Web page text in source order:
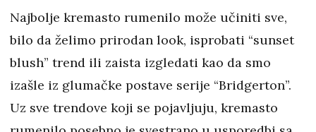
Najbolje kremasto rumenilo može učiniti sve,
bilo da želimo prirodan look, isprobati “sunset
blush” trend ili zaista izgledati kao da smo
izašle iz glumačke postave serije “Bridgerton”.
Uz sve trendove koji se pojavljuju, kremasto